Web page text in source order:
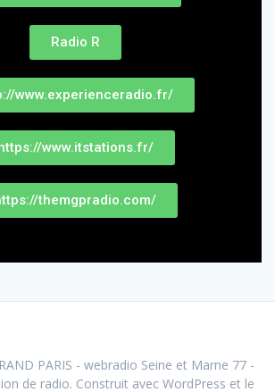
Radio R
www.experienceradio.fr/
www.itstations.fr/
themgpradio.com/
PARIS - webradio Seine et Marne 77 -
de radio. Construit avec WordPress et le